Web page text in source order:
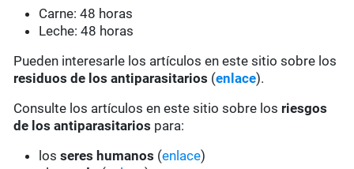
Carne: 48 horas
Leche: 48 horas
Pueden interesarle los artículos en este sitio sobre los
residuos de los antiparasitarios (enlace).
Consulte los artículos en este sitio sobre los riesgos
de los antiparasitarios para:
losseres humanos (enlace)